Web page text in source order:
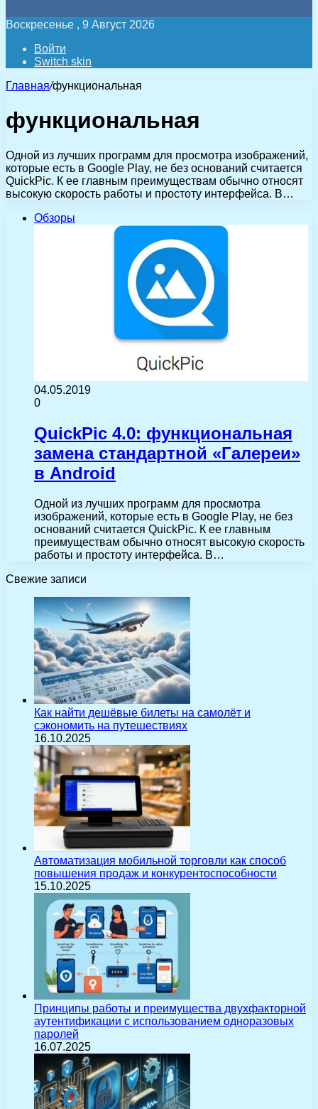
Воскресенье , 9 Август 2026
Войти
Switch skin
Главная/функциональная
функциональная
Одной из лучших программ для просмотра изображений,
которые есть в Google Play, не без оснований считается
QuickPic. К ее главным преимуществам обычно относят
высокую скорость работы и простоту интерфейса. В…
Обзоры
04.05.2019
0
QuickPic 4.0: функциональная
замена стандартной «Галереи»
в Android
Одной из лучших программ для просмотра
изображений, которые есть в Google Play, не без
оснований считается QuickPic. К ее главным
преимуществам обычно относят высокую скорость
работы и простоту интерфейса. В…
Свежие записи
Как найти дешёвые билеты на самолёт и
сэкономить на путешествиях
16.10.2025
Автоматизация мобильной торговли как способ
повышения продаж и конкурентоспособности
15.10.2025
Принципы работы и преимущества двухфакторной
аутентификации с использованием одноразовых
паролей
16.07.2025